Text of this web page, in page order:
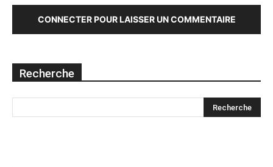
CONNECTER POUR LAISSER UN COMMENTAIRE
Recherche